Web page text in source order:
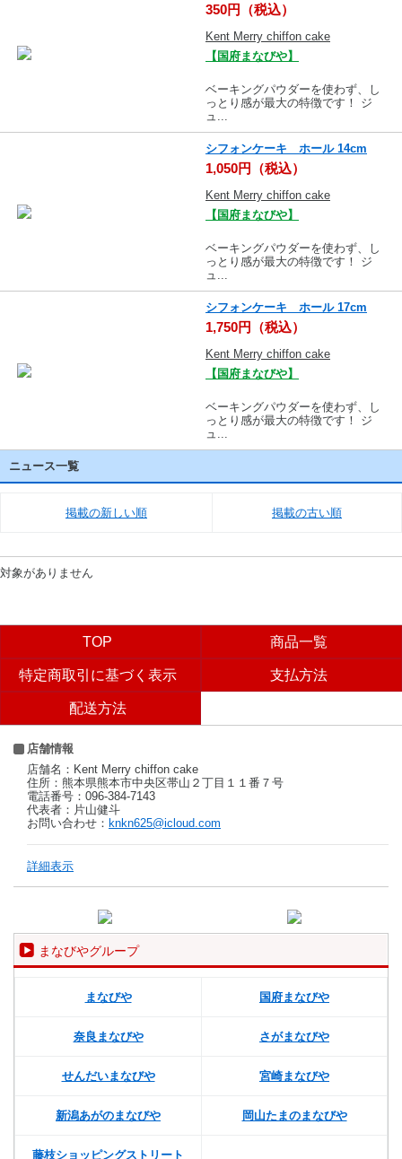
350円（税込）
Kent Merry chiffon cake
【国府まなびや】
ベーキングパウダーを使わず、し
っとり感が最大の特徴です！ ジ
ュ...
シフォンケーキ ホール 14cm
1,050円（税込）
Kent Merry chiffon cake
【国府まなびや】
ベーキングパウダーを使わず、し
っとり感が最大の特徴です！ ジ
ュ...
シフォンケーキ ホール 17cm
1,750円（税込）
Kent Merry chiffon cake
【国府まなびや】
ベーキングパウダーを使わず、し
っとり感が最大の特徴です！ ジ
ュ...
ニュース一覧
掲載の新しい順 掲載の古い順
対象がありません
TOP 商品一覧
特定商取引に基づく表示 支払方法
配送方法
店舗情報
店舗名：Kent Merry chiffon cake
住所：熊本県熊本市中央区帯山２丁目１１番７号
電話番号：096-384-7143
代表者：片山健斗
お問い合わせ： knkn625@icloud.com
詳細表示
まなびやグループ
まなびや 国府まなびや
奈良まなびや さがまなびや
せんだいまなびや 宮崎まなびや
新潟あがのまなびや 岡山たまのまなびや
藤枝ショッピングストリート